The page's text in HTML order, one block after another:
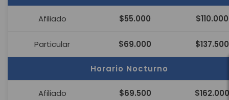
Afiliado $55.000 $110.000
Particular $69.000 $137.500
Horario Nocturno
Afiliado $69.500 $162.000